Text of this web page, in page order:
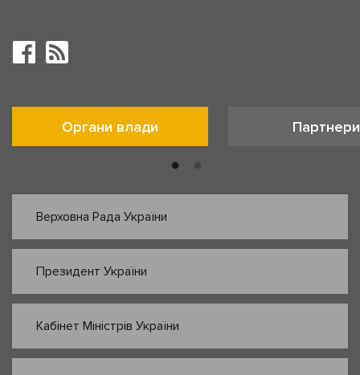
Органи влади Партнери
Верховна Рада України
Президент України
Кабінет Міністрів України